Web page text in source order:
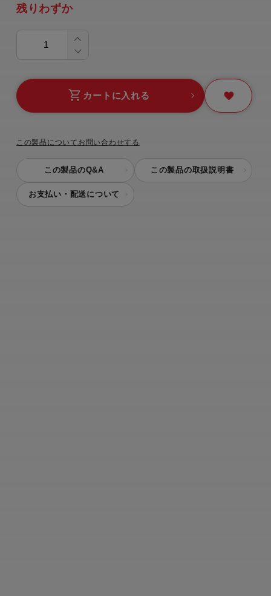
残りわずか
カートに入れる
この製品についてお問い合わせする
この製品のQ&A この製品の取扱説明書
お支払い・配送について